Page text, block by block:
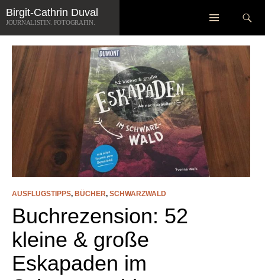
Zum
Inhalt
springen
Suchen
ARCHIV DER KATEGORIE: AUSFLUGSTIPPS
AUSFLUGSTIPPS, BÜCHER, SCHWARZWALD
Buchrezension: 52
kleine & große
Eskapaden im
Birgit-Cathrin Duval
JOURNALISTIN. FOTOGRAFIN.